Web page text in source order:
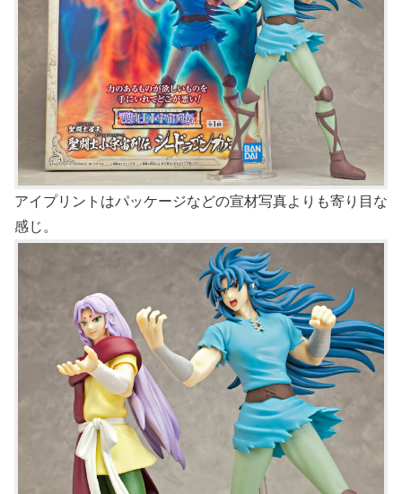
アイプリントはパッケージなどの宣材写真よりも寄り目な
感じ。